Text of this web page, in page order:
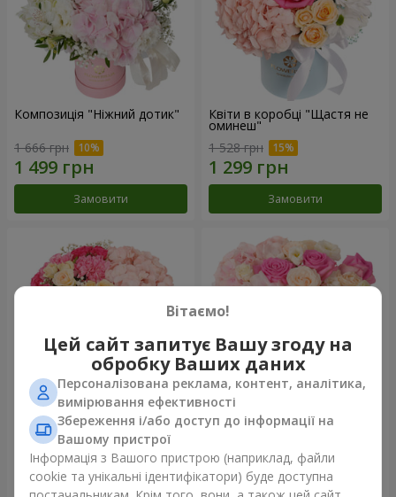
Композиція "Ніжний дотик"
1 666 грн
Замовити
Квіти в коробці "Щастя не
оминеш"
1 528 грн
Замовити
Квіти в коробці "Соломія"
1 954 грн
Композиція "Barbie"
2 399 грн
Вітаємо!
Цей сайт запитує Вашу згоду на
обробку Ваших даних
Персоналізована реклама, контент, аналітика,
вимірювання ефективності
Збереження і/або доступ до інформації на
Вашому пристрої
Інформація з Вашого пристрою (наприклад, файли
cookie та унікальні ідентифікатори) буде доступна